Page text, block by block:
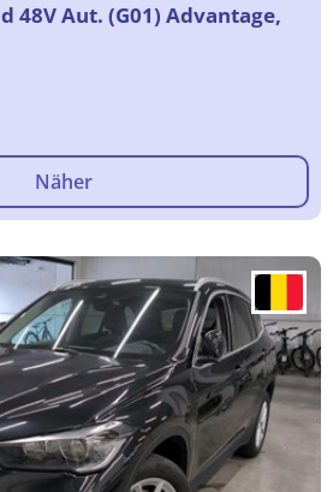
48V Aut. (G01) Advantage,
Näher